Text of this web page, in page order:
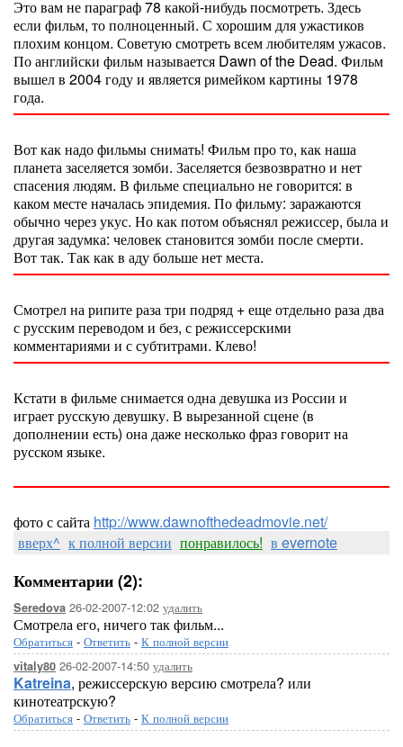
Это вам не параграф 78 какой-нибудь посмотреть. Здесь
если фильм, то полноценный. С хорошим для ужастиков
плохим концом. Советую смотреть всем любителям ужасов.
По английски фильм называется Dawn of the Dead. Фильм
вышел в 2004 году и является римейком картины 1978
года.
Вот как надо фильмы снимать! Фильм про то, как наша
планета заселяется зомби. Заселяется безвозвратно и нет
спасения людям. В фильме специально не говорится: в
каком месте началась эпидемия. По фильму: заражаются
обычно через укус. Но как потом объяснял режиссер, была и
другая задумка: человек становится зомби после смерти.
Вот так. Так как в аду больше нет места.
Смотрел на рипите раза три подряд + еще отдельно раза два
с русским переводом и без, с режиссерскими
комментариями и с субтитрами. Клево!
Кстати в фильме снимается одна девушка из России и
играет русскую девушку. В вырезанной сцене (в
дополнении есть) она даже несколько фраз говорит на
русском языке.
фото с сайта http://www.dawnofthedeadmovie.net/
вверх^ к полной версии понравилось! в evernote
Комментарии (2):
Seredova 26-02-2007-12:02 удалить
Смотрела его, ничего так фильм...
Обратиться - Ответить - К полной версии
vitaly80 26-02-2007-14:50 удалить
Katreina, режиссерскую версию смотрела? или
кинотеатрскую?
Обратиться - Ответить - К полной версии